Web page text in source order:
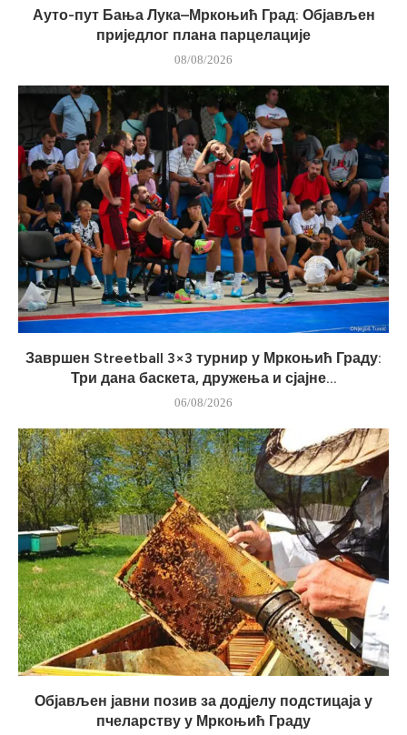
Ауто-пут Бања Лука–Мркоњић Град: Објављен
приједлог плана парцелације
08/08/2026
Завршен Streetball 3×3 турнир у Мркоњић Граду:
Три дана баскета, дружења и сјајне...
06/08/2026
Објављен јавни позив за додјелу подстицаја у
пчеларству у Мркоњић Граду